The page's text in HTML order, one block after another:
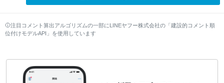
注目コメント算出アルゴリズムの一部にLINEヤフー株式会社の「建設的コメント順
位付けモデルAPI」を使用しています